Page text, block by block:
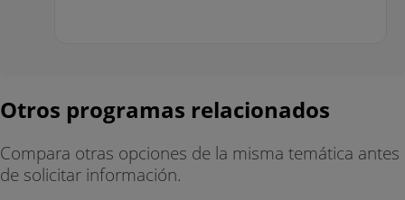
Otros programas relacionados
Compara otras opciones de la misma temática antes
de solicitar información.